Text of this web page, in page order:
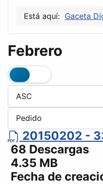
Está aquí: Gaceta
Febrero
20150202 -
68 Descargas
4.35 MB
Fecha de